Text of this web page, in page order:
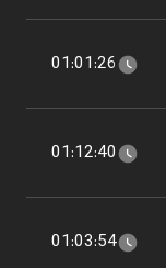
01:01:26
01:12:40
01:03:54